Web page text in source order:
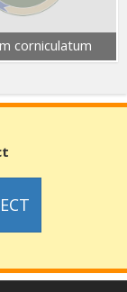
corniculatum